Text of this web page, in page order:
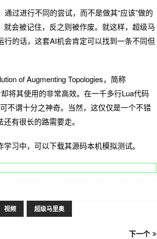
过进行不同的尝试，而不是做其“应该”做的
会被记住，反之则被作废。就这样，超级马
的话，这套AI机会肯定可以找到一条不同但
of Augmenting Topologies，简称
将其使用的非常高效。在一千多行Lua代码
不谓十分之神奇。当然，这仅仅是一个不错
有很长的路需要走。
习中，可以下载其源码本机模拟测试。
视频 超级马里奥
下一个